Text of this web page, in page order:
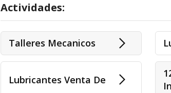
Actividades:
Talleres Mecanicos
Lubricantes Venta De